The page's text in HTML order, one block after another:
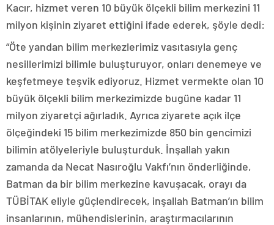
Kacır, hizmet veren 10 büyük ölçekli bilim merkezini 11
milyon kişinin ziyaret ettiğini ifade ederek, şöyle dedi:
“Öte yandan bilim merkezlerimiz vasıtasıyla genç
nesillerimizi bilimle buluşturuyor, onları denemeye ve
keşfetmeye teşvik ediyoruz. Hizmet vermekte olan 10
büyük ölçekli bilim merkezimizde bugüne kadar 11
milyon ziyaretçi ağırladık. Ayrıca ziyarete açık ilçe
ölçeğindeki 15 bilim merkezimizde 850 bin gencimizi
bilimin atölyeleriyle buluşturduk. İnşallah yakın
zamanda da Necat Nasıroğlu Vakfı’nın önderliğinde,
Batman da bir bilim merkezine kavuşacak, orayı da
TÜBİTAK eliyle güçlendirecek, inşallah Batman’ın bilim
insanlarının, mühendislerinin, araştırmacılarının